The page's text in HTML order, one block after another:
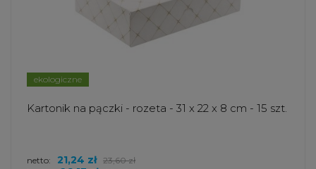
ekologiczne
Kartonik na pączki - rozeta - 31 x 22 x 8 cm - 15 szt.
netto: 21,24 zł 23,60 zł